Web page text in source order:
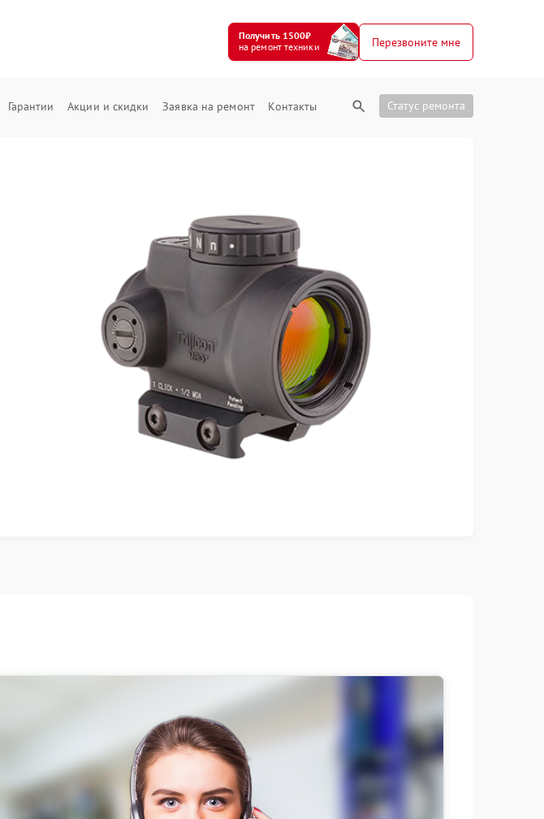
Получить 1500₽
на ремонт техники
Перезвоните мне
Гарантии Акции и скидки Заявка на ремонт Контакты Статус ремонта